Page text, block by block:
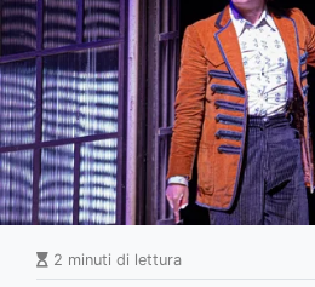
2 minuti di lettura